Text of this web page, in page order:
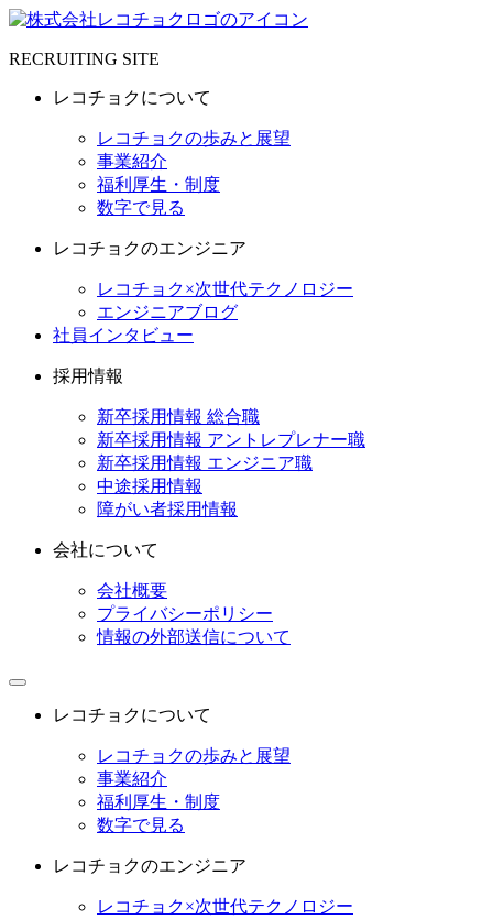
RECRUITING SITE
レコチョクについて
レコチョクの歩みと展望
事業紹介
福利厚生・制度
数字で見る
レコチョクのエンジニア
レコチョク×次世代テクノロジー
エンジニアブログ
社員インタビュー
採用情報
新卒採用情報 総合職
新卒採用情報 アントレプレナー職
新卒採用情報 エンジニア職
中途採用情報
障がい者採用情報
会社について
会社概要
プライバシーポリシー
情報の外部送信について
レコチョクについて
レコチョクの歩みと展望
事業紹介
福利厚生・制度
数字で見る
レコチョクのエンジニア
レコチョク×次世代テクノロジー